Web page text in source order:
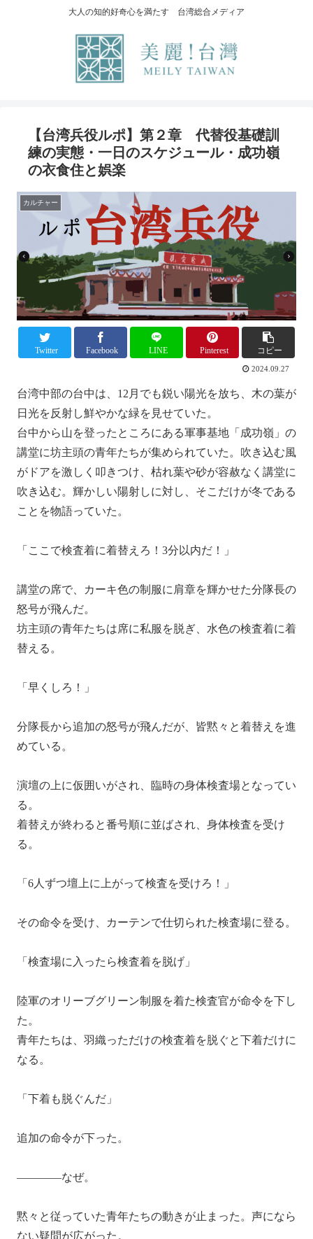
大人の知的好奇心を満たす 台湾総合メディア
【台湾兵役ルポ】第２章 代替役基礎訓
練の実態・一日のスケジュール・成功嶺
の衣食住と娯楽
カルチャー
Twitter Facebook LINE Pinterest コピー
2024.09.27
台湾中部の台中は、12月でも鋭い陽光を放ち、木の葉が
日光を反射し鮮やかな緑を見せていた。
台中から山を登ったところにある軍事基地「成功嶺」の
講堂に坊主頭の青年たちが集められていた。吹き込む風
がドアを激しく叩きつけ、枯れ葉や砂が容赦なく講堂に
吹き込む。輝かしい陽射しに対し、そこだけが冬である
ことを物語っていた。
「ここで検査着に着替えろ！3分以内だ！」
講堂の席で、カーキ色の制服に肩章を輝かせた分隊長の
怒号が飛んだ。
坊主頭の青年たちは席に私服を脱ぎ、水色の検査着に着
替える。
「早くしろ！」
分隊長から追加の怒号が飛んだが、皆黙々と着替えを進
めている。
演壇の上に仮囲いがされ、臨時の身体検査場となってい
る。
着替えが終わると番号順に並ばされ、身体検査を受け
る。
「6人ずつ壇上に上がって検査を受けろ！」
その命令を受け、カーテンで仕切られた検査場に登る。
「検査場に入ったら検査着を脱げ」
陸軍のオリーブグリーン制服を着た検査官が命令を下し
た。
青年たちは、羽織っただけの検査着を脱ぐと下着だけに
なる。
「下着も脱ぐんだ」
追加の命令が下った。
————なぜ。
黙々と従っていた青年たちの動きが止まった。声になら
ない疑問が広がった。